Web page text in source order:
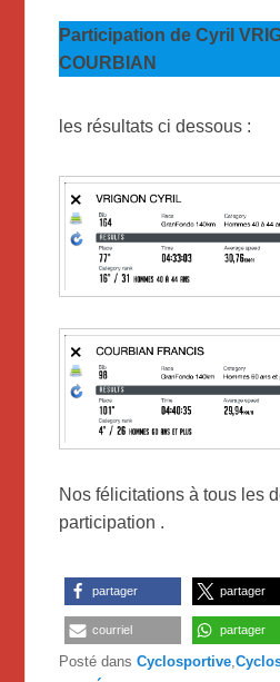
Participation de Cyril
COURBIAN
les résultats ci dessous :
Nos félicitations à tous les
participation .
partager partager
courriel partager
Posté dans Cyclosportive ,